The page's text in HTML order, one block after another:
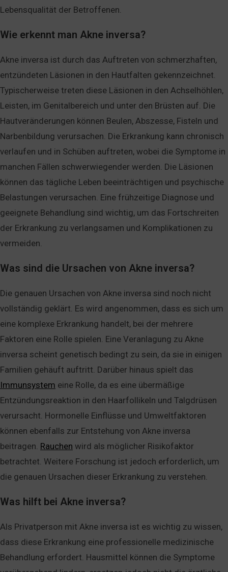
Lebensqualität der Betroffenen.
Wie erkennt man Akne inversa?
Akne inversa ist durch das Auftreten von schmerzhaften,
entzündeten Läsionen in den Hautfalten gekennzeichnet.
Typischerweise treten diese Läsionen in den Achselhöhlen,
Leisten, im Genitalbereich und unter den Brüsten auf. Die
Hautveränderungen können Beulen, Abszesse, Fisteln und
Narbenbildung verursachen. Die Erkrankung kann chronisch
verlaufen und in Schüben auftreten, wobei die Symptome in
manchen Fällen schwerwiegender werden. Die Läsionen
können das tägliche Leben beeinträchtigen und psychische
Belastungen verursachen. Eine frühzeitige Diagnose und
geeignete Behandlung sind wichtig, um das Fortschreiten
der Erkrankung zu verlangsamen und Komplikationen zu
vermeiden.
Was sind die Ursachen von Akne inversa?
Die genauen Ursachen von Akne inversa sind noch nicht
vollständig geklärt. Es wird angenommen, dass es sich um
eine komplexe Erkrankung handelt, bei der mehrere
Faktoren eine Rolle spielen. Eine Veranlagung zu Akne
inversa scheint genetisch bedingt zu sein, da sie in einigen
Familien gehäuft auftritt. Darüber hinaus spielt das
Immunsystem eine Rolle, da es eine übermäßige
Entzündungsreaktion in den Haarfollikeln und Talgdrüsen
verursacht. Hormonelle Einflüsse und Umweltfaktoren
können ebenfalls zur Entstehung von Akne inversa
beitragen. Rauchen wird als möglicher Risikofaktor
betrachtet. Weitere Forschung ist jedoch erforderlich, um
die genauen Ursachen dieser Erkrankung zu verstehen.
Was hilft bei Akne inversa?
Als Privatperson mit Akne inversa ist es wichtig zu wissen,
dass diese Erkrankung eine professionelle medizinische
Behandlung erfordert. Hausmittel können die Symptome